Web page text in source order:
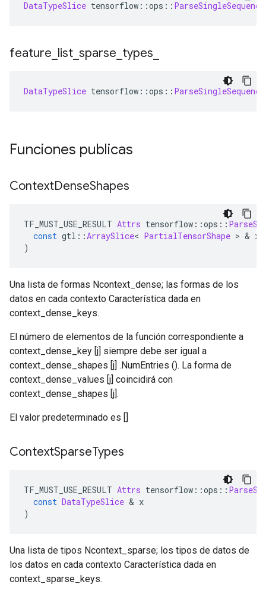
DataTypeSlice tensorflow ::ops ::
feature list sparse types
DataTypeSlice tensorflow ::ops ::
Funciones publicas
ContextDenseShapes
TF_MUST_USE_RESULT Attrs tensorflow ::ops ::
const gtl ::ArraySlice< PartialTensorShape > & x
)
Una lista de formas Ncontext_dense; las formas de los
datos en cada contexto Característica dada en
context_dense_keys.
El número de elementos de la función correspondiente a
context_dense_key [j] siempre debe ser igual a
context_dense_shapes [j] .NumEntries (). La forma de
context_dense_values ​​[j] coincidirá con
context_dense_shapes [j].
El valor predeterminado es []
ContextSparseTypes
TF_MUST_USE_RESULT Attrs tensorflow ::ops ::
const DataTypeSlice & x
)
Una lista de tipos Ncontext_sparse; los tipos de datos de
los datos en cada contexto Característica dada en
context_sparse_keys.